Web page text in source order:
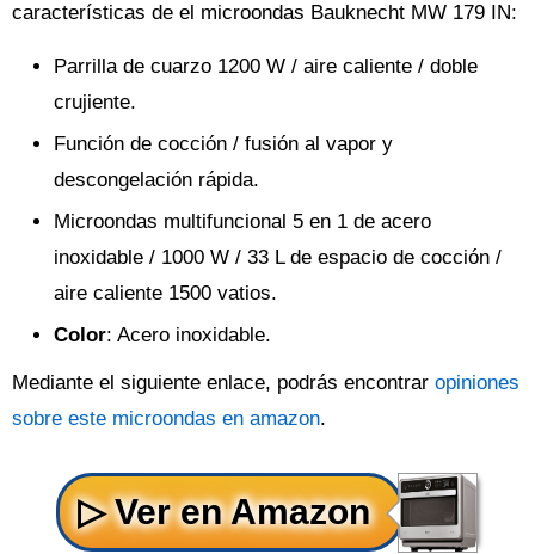
características de el microondas Bauknecht MW 179 IN:
Parrilla de cuarzo 1200 W / aire caliente / doble
crujiente.
Función de cocción / fusión al vapor y
descongelación rápida.
Microondas multifuncional 5 en 1 de acero
inoxidable / 1000 W / 33 L de espacio de cocción /
aire caliente 1500 vatios.
Color: Acero inoxidable.
Mediante el siguiente enlace, podrás encontrar opiniones
sobre este microondas en amazon.